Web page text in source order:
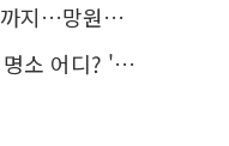
공원 알짜 코스
디션25' 추천 코스